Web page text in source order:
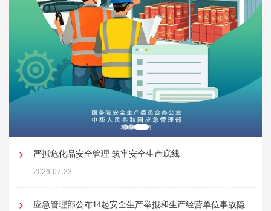
严抓危化品安全管理 筑牢安全生产底线
2026-07-23
应急管理部公布14起安全生产举报和生产经营单位事故隐患